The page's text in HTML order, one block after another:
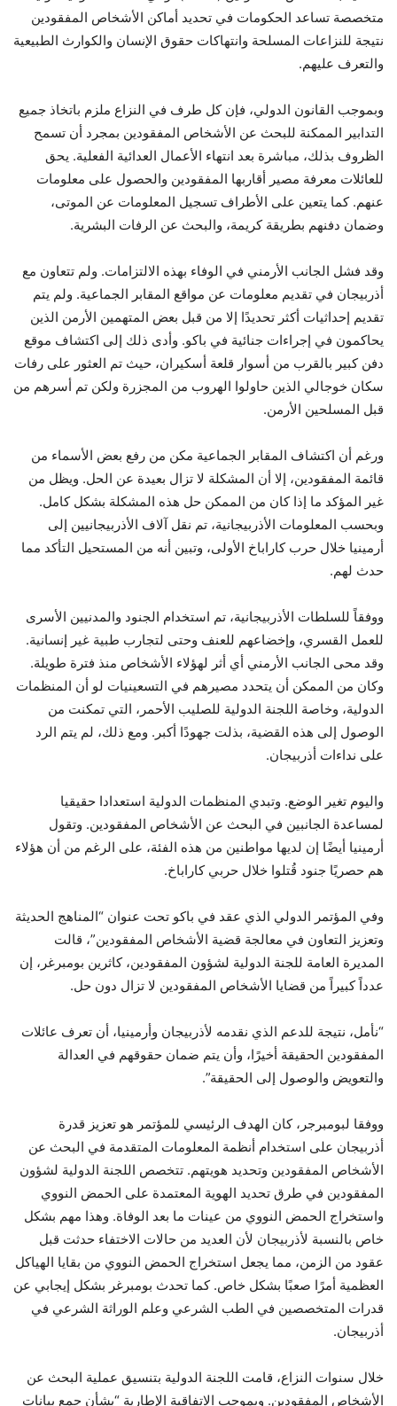
متخصصة تساعد الحكومات في تحديد أماكن الأشخاص المفقودين
نتيجة للنزاعات المسلحة وانتهاكات حقوق الإنسان والكوارث الطبيعية
والتعرف عليهم.
وبموجب القانون الدولي، فإن كل طرف في النزاع ملزم باتخاذ جميع
التدابير الممكنة للبحث عن الأشخاص المفقودين بمجرد أن تسمح
الظروف بذلك، مباشرة بعد انتهاء الأعمال العدائية الفعلية. يحق
للعائلات معرفة مصير أقاربها المفقودين والحصول على معلومات
عنهم. كما يتعين على الأطراف تسجيل المعلومات عن الموتى،
وضمان دفنهم بطريقة كريمة، والبحث عن الرفات البشرية.
وقد فشل الجانب الأرمني في الوفاء بهذه الالتزامات. ولم تتعاون مع
أذربيجان في تقديم معلومات عن مواقع المقابر الجماعية. ولم يتم
تقديم إحداثيات أكثر تحديدًا إلا من قبل بعض المتهمين الأرمن الذين
يحاكمون في إجراءات جنائية في باكو. وأدى ذلك إلى اكتشاف موقع
دفن كبير بالقرب من أسوار قلعة أسكيران، حيث تم العثور على رفات
سكان خوجالي الذين حاولوا الهروب من المجزرة ولكن تم أسرهم من
قبل المسلحين الأرمن.
ورغم أن اكتشاف المقابر الجماعية مكن من رفع بعض الأسماء من
قائمة المفقودين، إلا أن المشكلة لا تزال بعيدة عن الحل. ويظل من
غير المؤكد ما إذا كان من الممكن حل هذه المشكلة بشكل كامل.
وبحسب المعلومات الأذربيجانية، تم نقل آلاف الأذربيجانيين إلى
أرمينيا خلال حرب كاراباخ الأولى، وتبين أنه من المستحيل التأكد مما
حدث لهم.
ووفقاً للسلطات الأذربيجانية، تم استخدام الجنود والمدنيين الأسرى
للعمل القسري، وإخضاعهم للعنف وحتى لتجارب طبية غير إنسانية.
وقد محى الجانب الأرمني أي أثر لهؤلاء الأشخاص منذ فترة طويلة.
وكان من الممكن أن يتحدد مصيرهم في التسعينيات لو أن المنظمات
الدولية، وخاصة اللجنة الدولية للصليب الأحمر، التي تمكنت من
الوصول إلى هذه القضية، بذلت جهودًا أكبر. ومع ذلك، لم يتم الرد
على نداءات أذربيجان.
واليوم تغير الوضع. وتبدي المنظمات الدولية استعدادا حقيقيا
لمساعدة الجانبين في البحث عن الأشخاص المفقودين. وتقول
أرمينيا أيضًا إن لديها مواطنين من هذه الفئة، على الرغم من أن هؤلاء
هم حصريًا جنود قُتلوا خلال حربي كاراباخ.
وفي المؤتمر الدولي الذي عقد في باكو تحت عنوان “المناهج الحديثة
وتعزيز التعاون في معالجة قضية الأشخاص المفقودين”، قالت
المديرة العامة للجنة الدولية لشؤون المفقودين، كاثرين بومبرغر، إن
عدداً كبيراً من قضايا الأشخاص المفقودين لا تزال دون حل.
“نأمل، نتيجة للدعم الذي نقدمه لأذربيجان وأرمينيا، أن تعرف عائلات
المفقودين الحقيقة أخيرًا، وأن يتم ضمان حقوقهم في العدالة
والتعويض والوصول إلى الحقيقة”.
ووفقا لبومبرجر، كان الهدف الرئيسي للمؤتمر هو تعزيز قدرة
أذربيجان على استخدام أنظمة المعلومات المتقدمة في البحث عن
الأشخاص المفقودين وتحديد هويتهم. تتخصص اللجنة الدولية لشؤون
المفقودين في طرق تحديد الهوية المعتمدة على الحمض النووي
واستخراج الحمض النووي من عينات ما بعد الوفاة. وهذا مهم بشكل
خاص بالنسبة لأذربيجان لأن العديد من حالات الاختفاء حدثت قبل
عقود من الزمن، مما يجعل استخراج الحمض النووي من بقايا الهياكل
العظمية أمرًا صعبًا بشكل خاص. كما تحدث بومبرغر بشكل إيجابي عن
قدرات المتخصصين في الطب الشرعي وعلم الوراثة الشرعي في
أذربيجان.
خلال سنوات النزاع، قامت اللجنة الدولية بتنسيق عملية البحث عن
الأشخاص المفقودين. وبموجب الاتفاقية الإطارية “بشأن جمع بيانات